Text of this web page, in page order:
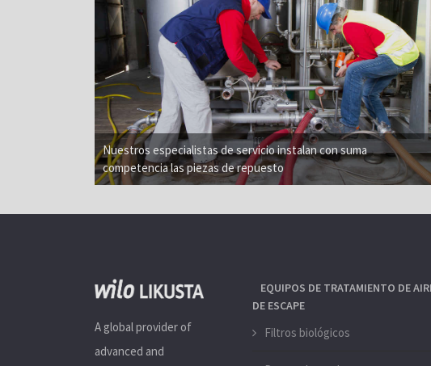
Nuestros especialistas de servicio instalan con suma
competencia las piezas de repuesto
A global provider of
advanced and
EQUIPOS DE TRATAMIENTO DE
DE ESCAPE
Filtros biológicos